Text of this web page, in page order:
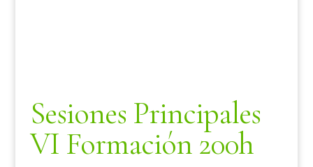
Sesiones Principales
VI Formación 200h